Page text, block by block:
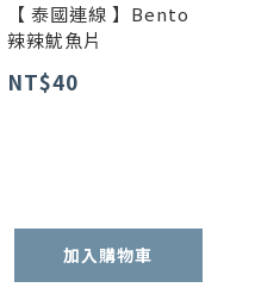
【 泰國連線 】Bento
辣辣魷魚片
NT$40
加入購物車